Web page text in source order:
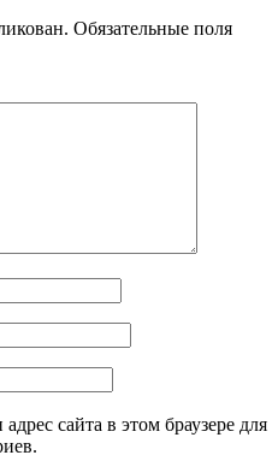
Обязательные поля
сайта в этом браузере для